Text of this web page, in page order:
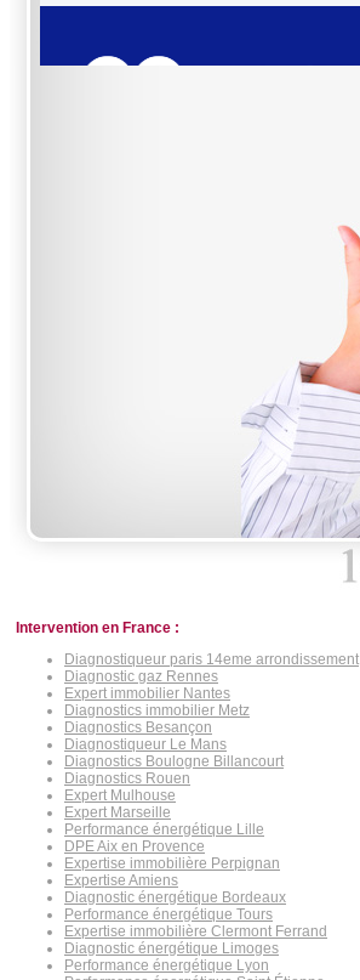
Intervention en France :
Diagnostiqueur paris 14eme arrondissement
Diagnostic gaz Rennes
Expert immobilier Nantes
Diagnostics immobilier Metz
Diagnostics Besançon
Diagnostiqueur Le Mans
Diagnostics Boulogne Billancourt
Diagnostics Rouen
Expert Mulhouse
Expert Marseille
Performance énergétique Lille
DPE Aix en Provence
Expertise immobilière Perpignan
Expertise Amiens
Diagnostic énergétique Bordeaux
Performance énergétique Tours
Expertise immobilière Clermont Ferrand
Diagnostic énergétique Limoges
Performance énergétique Lyon